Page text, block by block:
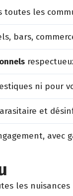
toutes les
bars,
ni pour
et
avec
les